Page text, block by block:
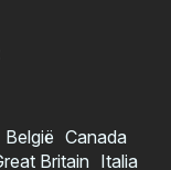
België Canada
Britain Italia